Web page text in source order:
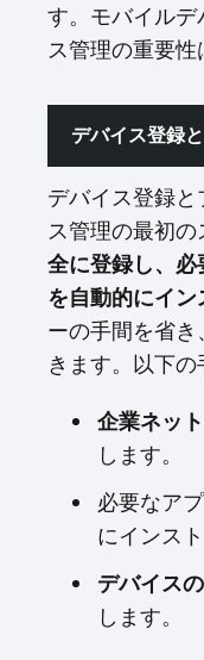
す。モバイル
ス管理の重要性
デバイス登録
デバイス登録
ス管理の最初の
全に登録し、
を自動的にイン
ーの手間を省
きます。以下の
企業ネッ
します。
必要なア
にインス
デバイス
します。